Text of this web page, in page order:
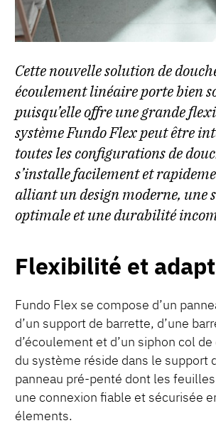
Cette nouvelle solution de
écoulement linéaire porte bien
puisqu’elle offre une grande
système Fundo Flex peut être
toutes les configurations de
s’installe facilement et
alliant un design moderne, une
optimale et une durabilité
Flexibilité et
Fundo Flex se compose d’un
d’un support de barrette, d’une
d’écoulement et d’un siphon col
du système réside dans le support
panneau pré-penté dont les
une connexion fiable et sécurisée
élements.